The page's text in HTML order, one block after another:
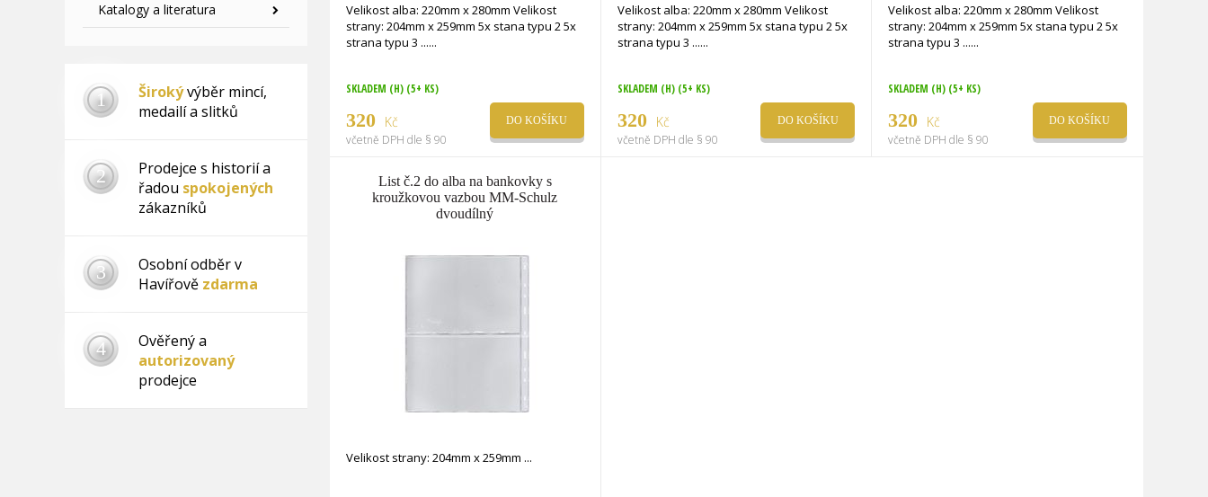
Katalogy a literatura
1 Širokývýběr mincí,
medailí a slitků
2
Prodejce s historií a
řadou spokojených
zákazníků
3
Osobní odběr v
Havířově zdarma
4
Ověřený a
autorizovaný
prodejce
Velikost alba: 220mm x 280mm Velikost
strany: 204mm x 259mm 5x stana typu 2 5x
strana typu 3 ...
SKLADEM (H) (5+ KS)
320 Kč
včetně DPH dle § 90
DO KOŠÍKU
Velikost alba: 220mm x 280mm Velikost
strany: 204mm x 259mm 5x stana typu 2 5x
strana typu 3 ...
SKLADEM (H) (5+ KS)
320 Kč
včetně DPH dle § 90
DO KOŠÍKU
Velikost alba: 220mm x 280mm Velikost
strany: 204mm x 259mm 5x stana typu 2 5x
strana typu 3 ...
SKLADEM (H) (5+ KS)
320 Kč
včetně DPH dle § 90
DO KOŠÍKU
List č.2 do alba na bankovky s
kroužkovou vazbou MM-Schulz
dvoudílný
Velikost strany: 204mm x 259mm